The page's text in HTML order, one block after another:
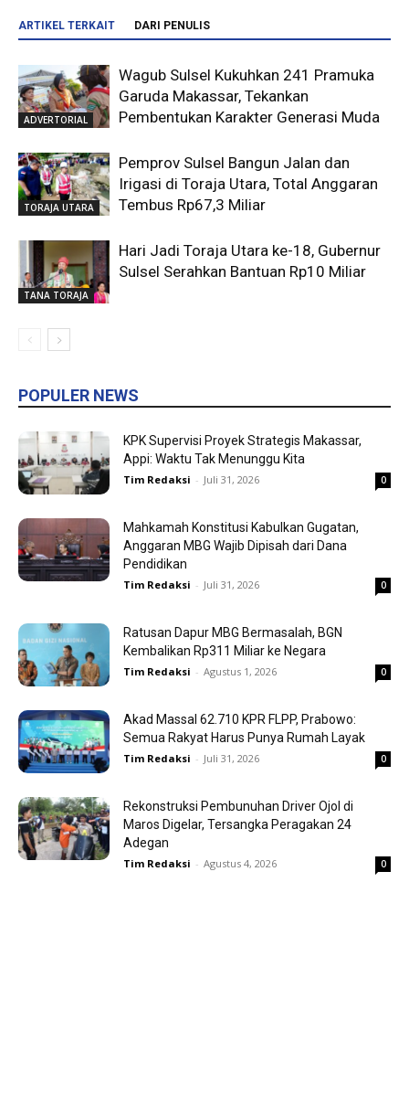
ARTIKEL TERKAIT DARI PENULIS
ADVERTORIAL
Wagub Sulsel Kukuhkan 241 Pramuka
Garuda Makassar, Tekankan
Pembentukan Karakter Generasi Muda
TORAJA UTARA
Pemprov Sulsel Bangun Jalan dan
Irigasi di Toraja Utara, Total Anggaran
Tembus Rp67,3 Miliar
TANA TORAJA
Hari Jadi Toraja Utara ke-18, Gubernur
Sulsel Serahkan Bantuan Rp10 Miliar
POPULER NEWS
KPK Supervisi Proyek Strategis Makassar,
Appi: Waktu Tak Menunggu Kita
Tim Redaksi - Juli 31, 2026 0
Mahkamah Konstitusi Kabulkan Gugatan,
Anggaran MBG Wajib Dipisah dari Dana
Pendidikan
Tim Redaksi - Juli 31, 2026 0
Ratusan Dapur MBG Bermasalah, BGN
Kembalikan Rp311 Miliar ke Negara
Tim Redaksi - Agustus 1, 2026 0
Akad Massal 62.710 KPR FLPP, Prabowo:
Semua Rakyat Harus Punya Rumah Layak
Tim Redaksi - Juli 31, 2026 0
Rekonstruksi Pembunuhan Driver Ojol di
Maros Digelar, Tersangka Peragakan 24
Adegan
Tim Redaksi - Agustus 4, 2026 0